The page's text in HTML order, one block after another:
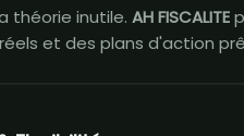
théorie inutile. AH FISCALITE
et des plans d'action